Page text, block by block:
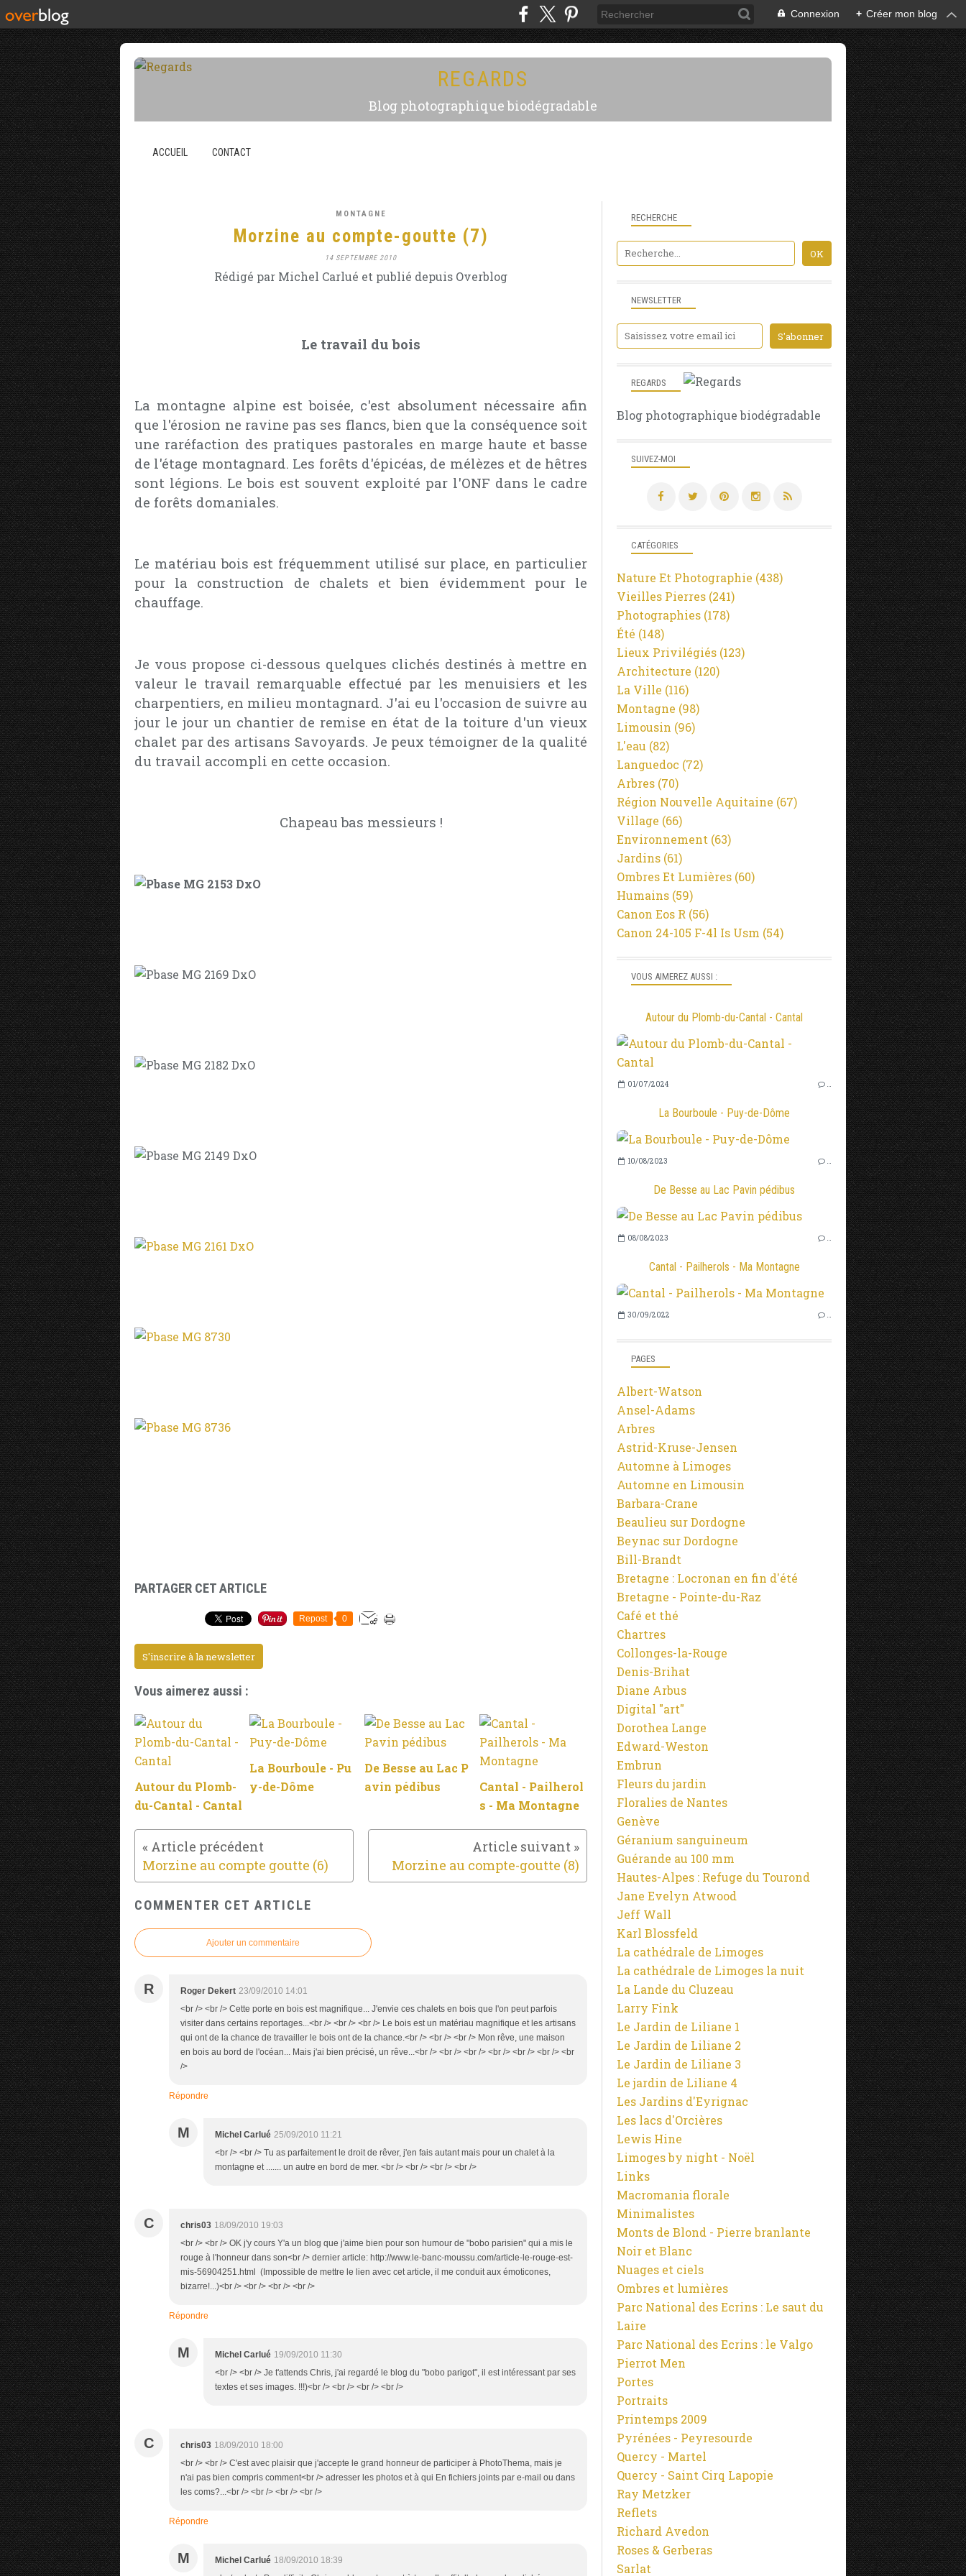
Connexion + Créer mon blog
REGARDS
Blog photographique biodégradable
ACCUEIL CONTACT
MONTAGNE
Morzine au compte-goutte (7)
14 SEPTEMBRE 2010
Rédigé par Michel Carlué et publié depuis Overblog
Le travail du bois
La montagne alpine est boisée, c'est absolument nécessaire afin
que l'érosion ne ravine pas ses flancs, bien que la conséquence soit
une raréfaction des pratiques pastorales en marge haute et basse
de l'étage montagnard. Les forêts d'épicéas, de mélèzes et de hêtres
sont légions. Le bois est souvent exploité par l'ONF dans le cadre
de forêts domaniales.
Le matériau bois est fréquemment utilisé sur place, en particulier
pour la construction de chalets et bien évidemment pour le
chauffage.
Je vous propose ci-dessous quelques clichés destinés à mettre en
valeur le travail remarquable effectué par les menuisiers et les
charpentiers, en milieu montagnard. J'ai eu l'occasion de suivre au
jour le jour un chantier de remise en état de la toiture d'un vieux
chalet par des artisans Savoyards. Je peux témoigner de la qualité
du travail accompli en cette occasion.
Chapeau bas messieurs !
PARTAGER CET ARTICLE
Repost 0
S'inscrire à la newsletter
Vous aimerez aussi :
Autour du Plomb-
du-Cantal - Cantal
La Bourboule - Pu
y-de-Dôme
De Besse au Lac P
avin pédibus
Cantal - Pailherol
s - Ma Montagne
Morzine au compte goutte (6) Morzine au compte-goutte (8)
COMMENTER CET ARTICLE
Ajouter un commentaire
R Roger Dekert 23/09/2010 14:01
<br /> <br /> Cette porte en bois est magnifique... J'envie ces chalets en bois que l'on peut parfois
visiter dans certains reportages...<br /> <br /> <br /> Le bois est un matériau magnifique et les artisans
qui ont de la chance de travailler le bois ont de la chance.<br /> <br /> <br /> Mon rêve, une maison
en bois au bord de l'océan... Mais j'ai bien précisé, un rêve...<br /> <br /> <br /> <br /> <br /> <br /> <br
/>
Répondre
M Michel Carlué 25/09/2010 11:21
<br /> <br /> Tu as parfaitement le droit de rêver, j'en fais autant mais pour un chalet à la
montagne et ....... un autre en bord de mer. <br /> <br /> <br /> <br />
C chris03 18/09/2010 19:03
<br /> <br /> OK j'y cours Y'a un blog que j'aime bien pour son humour de "bobo parisien" qui a mis le
rouge à l'honneur dans son<br /> dernier article: http://www.le-banc-moussu.com/article-le-rouge-est-
mis-56904251.html (Impossible de mettre le lien avec cet article, il me conduit aux émoticones,
bizarre!...)<br /> <br /> <br /> <br />
Répondre
M Michel Carlué 19/09/2010 11:30
<br /> <br /> Je t'attends Chris, j'ai regardé le blog du "bobo parigot", il est intéressant par ses
textes et ses images. !!!)<br /> <br /> <br /> <br />
C chris03 18/09/2010 18:00
<br /> <br /> C'est avec plaisir que j'accepte le grand honneur de participer à PhotoThema, mais je
n'ai pas bien compris comment<br /> adresser les photos et à qui En fichiers joints par e-mail ou dans
les coms?...<br /> <br /> <br /> <br />
Répondre
M Michel Carlué 18/09/2010 18:39
NEWSLETTER
SUIVEZ-MOI
RECHERCHE
REGARDS
Blog photographique biodégradable
VOUS AIMEREZ AUSSI :
Autour du Plomb-du-Cantal - Cantal
01/07/2024 …
La Bourboule - Puy-de-Dôme
10/08/2023 …
De Besse au Lac Pavin pédibus
08/08/2023 …
Cantal - Pailherols - Ma Montagne
30/09/2022 …
PAGES
Albert-Watson
Ansel-Adams
Arbres
Astrid-Kruse-Jensen
Automne à Limoges
Automne en Limousin
Barbara-Crane
Beaulieu sur Dordogne
Beynac sur Dordogne
Bill-Brandt
Bretagne : Locronan en fin d'été
Bretagne - Pointe-du-Raz
Café et thé
Chartres
Collonges-la-Rouge
Denis-Brihat
Diane Arbus
Digital "art"
Dorothea Lange
Edward-Weston
Embrun
Fleurs du jardin
Floralies de Nantes
Genève
Géranium sanguineum
Guérande au 100 mm
Hautes-Alpes : Refuge du Tourond
Jane Evelyn Atwood
Jeff Wall
Karl Blossfeld
La cathédrale de Limoges
La cathédrale de Limoges la nuit
La Lande du Cluzeau
Larry Fink
Le Jardin de Liliane 1
Le Jardin de Liliane 2
Le Jardin de Liliane 3
Le jardin de Liliane 4
Les Jardins d'Eyrignac
Les lacs d'Orcières
Lewis Hine
Limoges by night - Noël
Links
Macromania florale
Minimalistes
Monts de Blond - Pierre branlante
Noir et Blanc
Nuages et ciels
Ombres et lumières
Parc National des Ecrins : Le saut du
Laire
Parc National des Ecrins : le Valgo
Pierrot Men
Portes
Portraits
Printemps 2009
Pyrénées - Peyresourde
Quercy - Martel
Quercy - Saint Cirq Lapopie
Ray Metzker
Reflets
Richard Avedon
Roses & Gerberas
Sarlat
CATÉGORIES
Nature Et Photographie (438)
Vieilles Pierres (241)
Photographies (178)
Été (148)
Lieux Privilégiés (123)
Architecture (120)
La Ville (116)
Montagne (98)
Limousin (96)
L'eau (82)
Languedoc (72)
Arbres (70)
Région Nouvelle Aquitaine (67)
Village (66)
Environnement (63)
Jardins (61)
Ombres Et Lumières (60)
Humains (59)
Canon Eos R (56)
Canon 24-105 F-4l Is Usm (54)